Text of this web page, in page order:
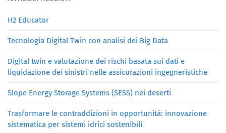
H2 Educator
Tecnologia Digital Twin con analisi dei Big Data
Digital twin e valutazione dei rischi basata sui dati e
liquidazione dei sinistri nelle assicurazioni ingegneristiche
Slope Energy Storage Systems (SESS) nei deserti
Trasformare le contraddizioni in opportunità: innovazione
sistematica per sistemi idrici sostenibili